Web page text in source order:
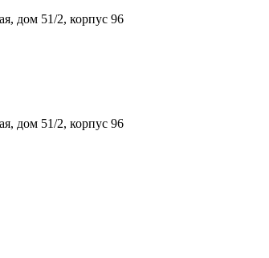
дом 51/2, корпус 96
дом 51/2, корпус 96